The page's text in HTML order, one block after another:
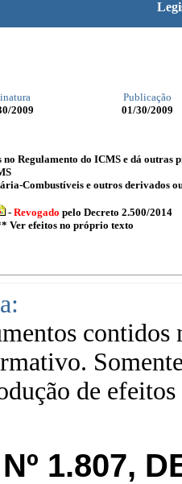
Publicação
2009 01/30/2009
Regulamento do ICMS e dá outras
Combustíveis e outros derivados
- Revogado pelo Decreto 2.500/2014
Ver efeitos no próprio texto
contidos
de
1.807,